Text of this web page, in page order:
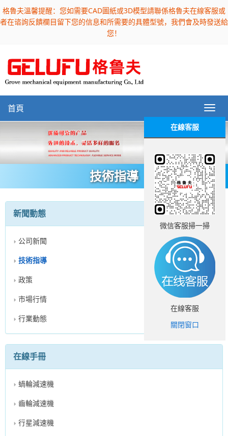
格魯夫溫馨提醒：您如需要CAD圖紙或3D模型請聯係格魯夫在線客服或
者在谘詢反饋欄目留下您的信息和所需要的具體型號，我們會及時發送給
您！
首頁
技術指導
新聞動態
公司新聞
技術指導
政策
市場行情
行業動態
在線手冊
蝸輪減速機
齒輪減速機
行星減速機
在線客服
微信客服掃一掃
在線客服
關閉窗口